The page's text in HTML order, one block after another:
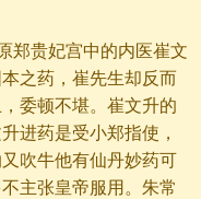
郑贵妃宫中的内医崔文
之药，崔先生却反而
委顿不堪。崔文升的
进药是受小郑指使，
吹牛他有仙丹妙药可
主张皇帝服用。朱常